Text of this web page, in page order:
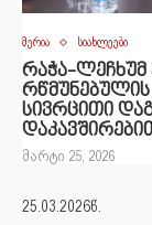
მერია სიახლეები
რაჭა-ლეჩხუმ
რწმუნებულის
სივრცითი
მარტი 25, 2026
25.03.2026წ.